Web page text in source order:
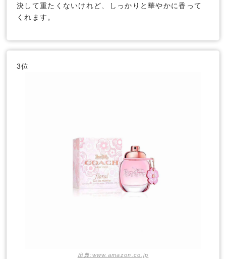
決して重たくないけれど、しっかりと華やかに香って
くれます。
3位
出典:www.amazon.co.jp